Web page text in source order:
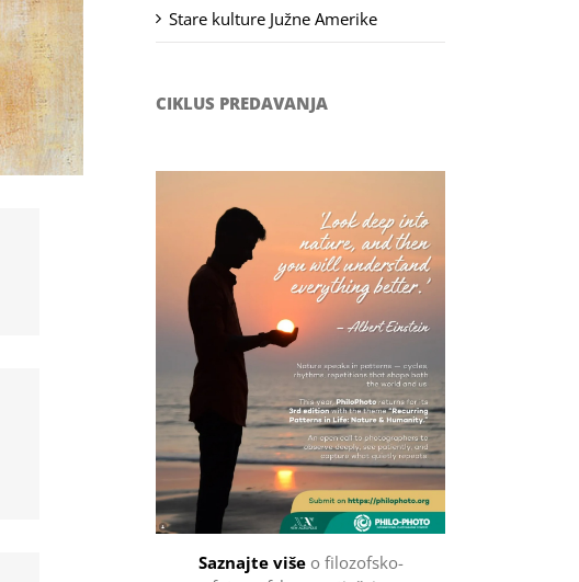
Stare kulture Južne Amerike
CIKLUS PREDAVANJA
Saznajte višeo filozofsko-